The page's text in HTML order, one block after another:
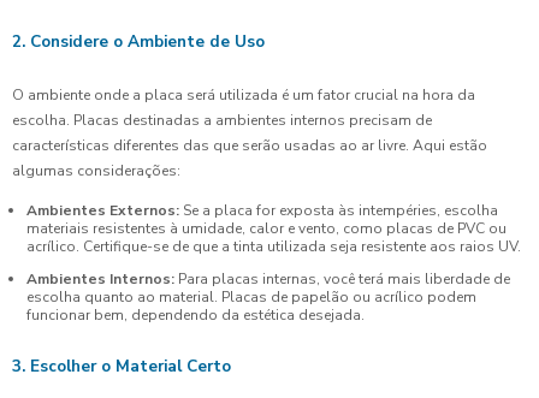
2. Considere o Ambiente de Uso
O ambiente onde a placa será utilizada é um fator crucial na hora da
escolha. Placas destinadas a ambientes internos precisam de
características diferentes das que serão usadas ao ar livre. Aqui estão
algumas considerações:
Ambientes Externos: Se a placa for exposta às intempéries, escolha
materiais resistentes à umidade, calor e vento, como placas de PVC ou
acrílico. Certifique-se de que a tinta utilizada seja resistente aos raios UV.
Ambientes Internos: Para placas internas, você terá mais liberdade de
escolha quanto ao material. Placas de papelão ou acrílico podem
funcionar bem, dependendo da estética desejada.
3. Escolher o Material Certo